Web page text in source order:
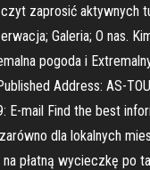
zaprosić
Galeria; O nas.
pogoda i
Address: AS-
E-mail Find the best
dla lokalnych
płatną wycieczkę